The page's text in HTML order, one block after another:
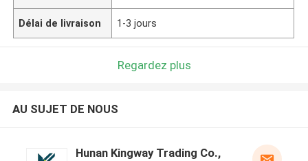
Délai de livraison 1-3 jours
Regardez plus
AU SUJET DE NOUS
Hunan Kingway Trading Co.,